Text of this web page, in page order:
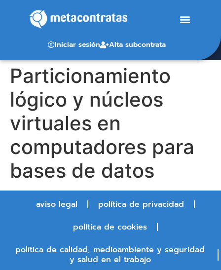
Iniciar sesión Alta subcontrata
Particionamiento
lógico y núcleos
virtuales en
computadores para
bases de datos
aviso legal
política de privacidad
política de cookies
política de calidad, medioambiente y seguridad
y salud en el trabajo